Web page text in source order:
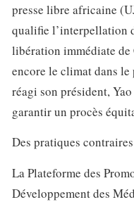
presse libre africaine
qualifie l’interpellation
libération immédiate de
encore le climat dans
réagi son président,
garantir un procès
Des pratiques
La Plateforme des
Développement des